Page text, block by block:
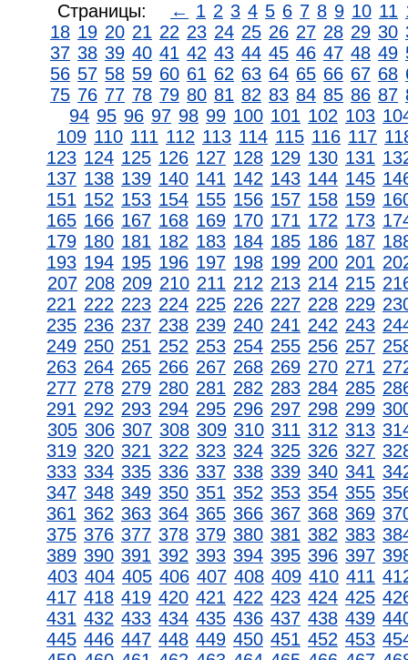
Страницы: ← 1 2 3 4 5 6 7 8 9 10 11
18 19 20 21 22 23 24 25 26 27 28 29 30
37 38 39 40 41 42 43 44 45 46 47 48 49
56 57 58 59 60 61 62 63 64 65 66 67 68
75 76 77 78 79 80 81 82 83 84 85 86 87
94 95 96 97 98 99 100 101 102 103
109 110 111 112 113 114 115 116 117
123 124 125 126 127 128 129 130 131
137 138 139 140 141 142 143 144 145
151 152 153 154 155 156 157 158 159
165 166 167 168 169 170 171 172 173
179 180 181 182 183 184 185 186 187
193 194 195 196 197 198 199 200 201
207 208 209 210 211 212 213 214 215
221 222 223 224 225 226 227 228 229
235 236 237 238 239 240 241 242 243
249 250 251 252 253 254 255 256 257
263 264 265 266 267 268 269 270 271
277 278 279 280 281 282 283 284 285
291 292 293 294 295 296 297 298 299
305 306 307 308 309 310 311 312 313
319 320 321 322 323 324 325 326 327
333 334 335 336 337 338 339 340 341
347 348 349 350 351 352 353 354 355
361 362 363 364 365 366 367 368 369
375 376 377 378 379 380 381 382 383
389 390 391 392 393 394 395 396 397
403 404 405 406 407 408 409 410 411
417 418 419 420 421 422 423 424 425
431 432 433 434 435 436 437 438 439
445 446 447 448 449 450 451 452 453